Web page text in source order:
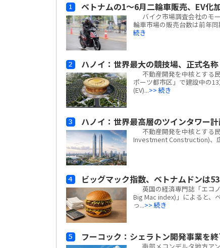
ベトナムの1～6月二輪車販売、EV化
バイク市場調査会社のモ
輪車市場の販売台数は前年
続き
ハノイ：世界最大の競技場、正式名
不動産開発を中核とする
ポーツ都市区」で建設中の
(EV)...>> 続き
ハノイ：世界最高層のツインタワー
不動産開発を中核とする
Investment Construction)、
ビッグマック指数、ベトナムドンは
英国の経済専門誌「エコ
Big Mac index)」によると、
っ...>> 続き
フーコック：シェラトン開発事業を